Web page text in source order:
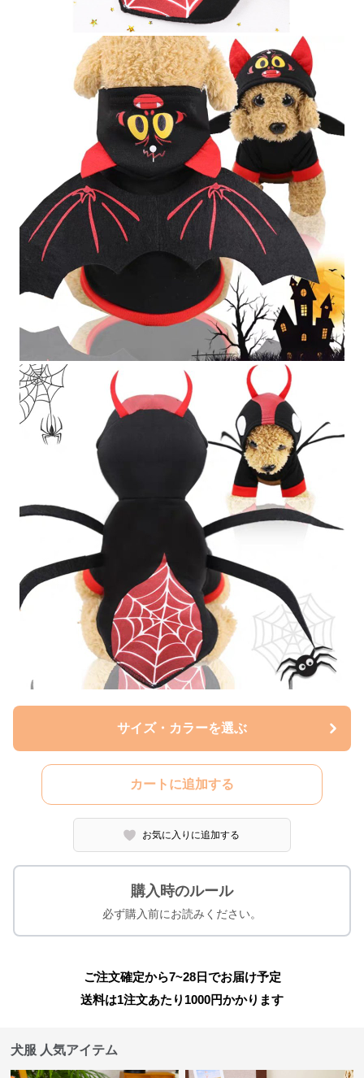
サイズ・カラーを選ぶ
カートに追加する
お気に入りに追加する
購入時のルール
必ず購入前にお読みください。
ご注文確定から7~28日でお届け予定
送料は1注文あたり 1000円かかります
犬服 人気アイテム